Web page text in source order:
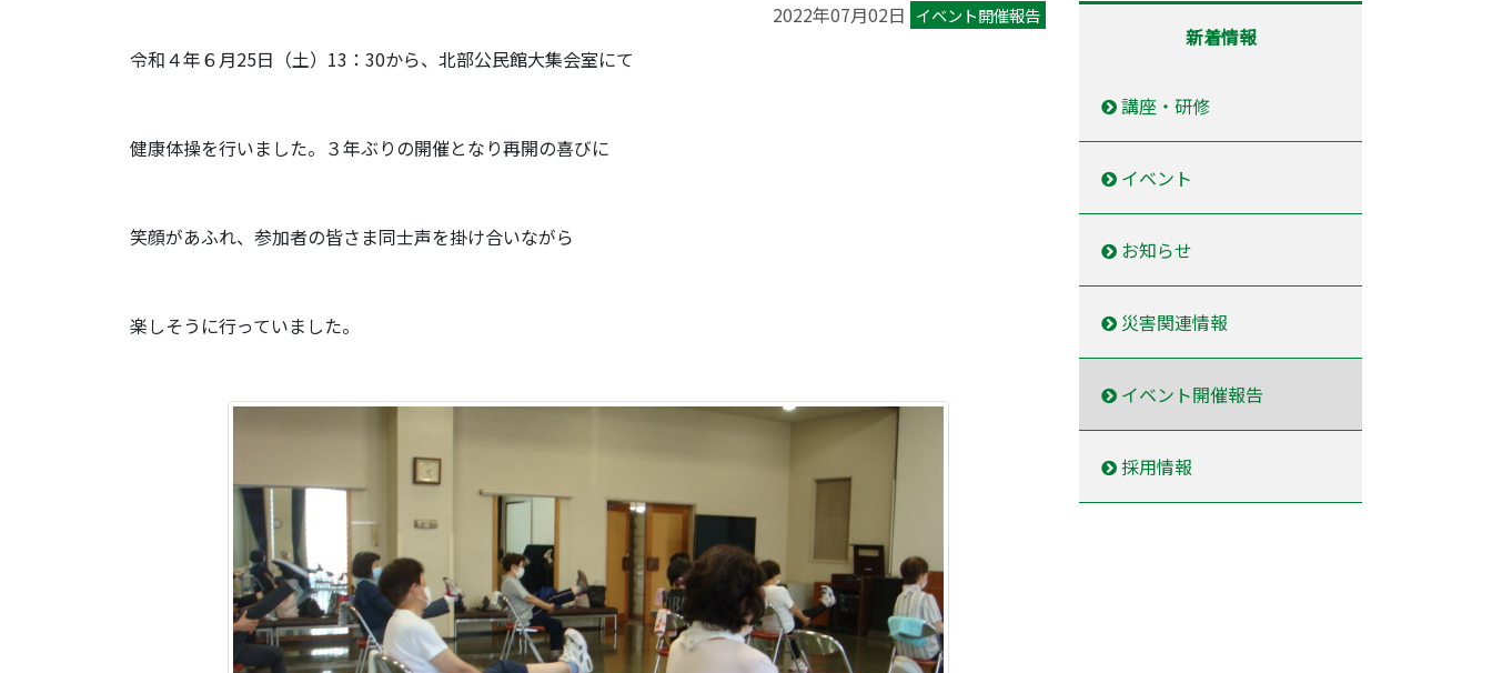
2022年07月02日 イベント開催報告
令和４年６月25日（土）13：30から、北部公民館大集会室にて
健康体操を行いました。３年ぶりの開催となり再開の喜びに
笑顔があふれ、参加者の皆さま同士声を掛け合いながら
楽しそうに行っていました。
新着情報
講座・研修
イベント
お知らせ
災害関連情報
イベント開催報告
採用情報